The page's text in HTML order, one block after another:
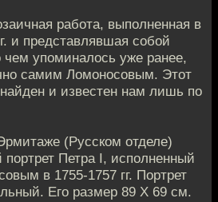
работа, выполненная в
и представлявшая собой
чем упоминалось уже ранее,
самим Ломоносовым. Этот
и известен нам лишь по
(Русском отделе)
Петра I, исполненный
в 1755-1757 гг. Портрет
Его размер 89 X 69 см.